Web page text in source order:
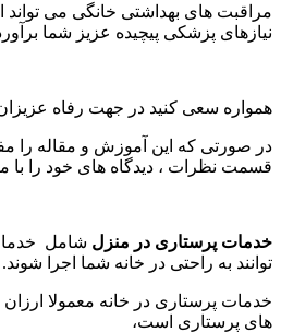
مراقبت های بهداشتی خانگی می
نیازهای پزشکی پیچیده عزیز شما
همواره سعی کنید در جهت رفاه
در صورتی که این آموزش و مقاله را
قسمت نظرات ، دیدگاه های خود را با
خدمات پرستاری در منزل شامل
توانند به راحتی در خانه شما اجرا شوند.
خدمات پرستاری در خانه معمولا ارزان
های پرستاری است،